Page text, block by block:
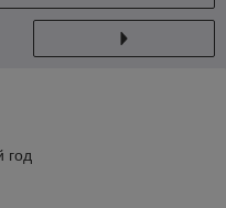
год